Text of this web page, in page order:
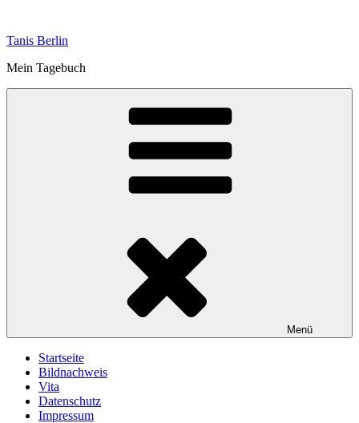
springen
Tanis Berlin
Mein Tagebuch
Menü
Startseite
Bildnachweis
Vita
Datenschutz
Impressum